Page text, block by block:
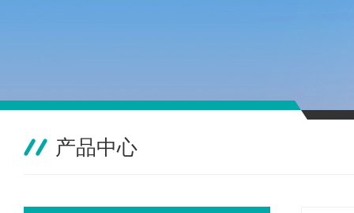
产品中心